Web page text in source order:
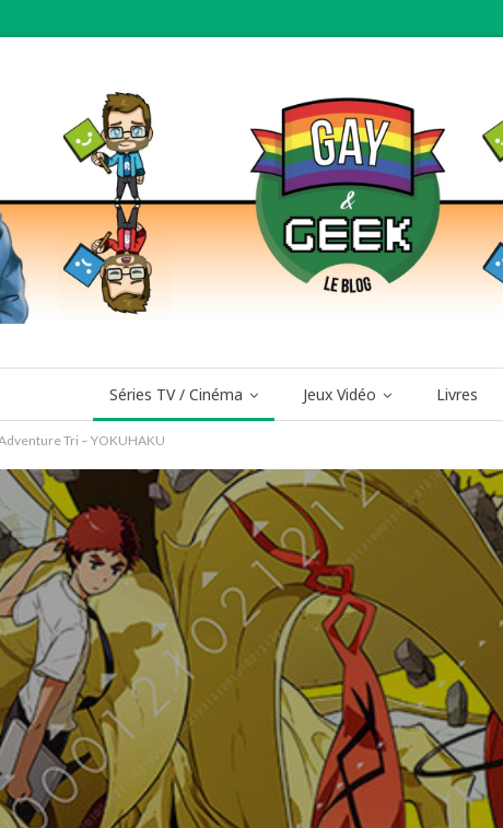
Séries TV / Cinéma Jeux Vidéo Livres
Tri – YOKUHAKU